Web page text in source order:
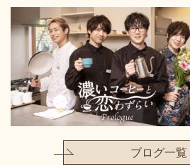
ブログ一覧